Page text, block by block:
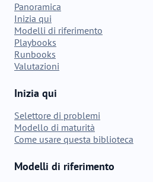
Panoramica
Inizia qui
Modelli di riferimento
Playbooks
Runbooks
Valutazioni
Inizia qui
Selettore di problemi
Modello di maturità
Come usare questa biblioteca
Modelli di riferimento